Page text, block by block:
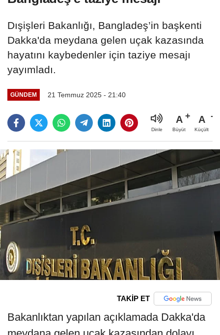
Dışişleri Bakanlığı, Bangladeş’in başkenti
Dakka'da meydana gelen uçak kazasında
hayatını kaybedenler için taziye mesajı
yayımladı.
GÜNDEM 21 Temmuz 2025 - 21:40
Dinle
A
Büyüt
A
Küçült
TAKİP ET
Bakanlıktan yapılan açıklamada Dakka'da